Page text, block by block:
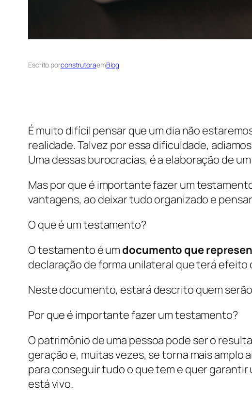
Escrito porconstrutoraemBlog
É muito difícil pensar que um dia não
realidade. Talvez por essa dificuldade,
Uma dessas burocracias, é a elaboração de
Mas por que é importante fazer um
vantagens, ao deixar tudo organizado e
O que é um testamento?
O testamento é um documento que
declaração de forma unilateral que terá
Neste documento, estará descrito quem
Por que é importante fazer um testamento?
O patrimônio de uma pessoa pode ser o
geração e, muitas vezes, se torna mais
para conseguir tudo o que tem e quer
está vivo.